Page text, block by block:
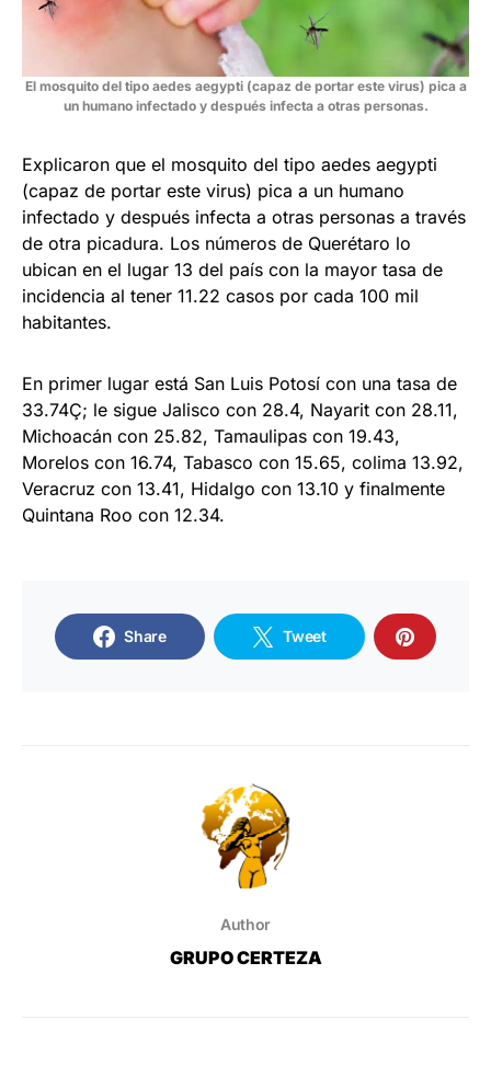
El mosquito del tipo aedes aegypti (capaz de portar este virus) pica a
un humano infectado y después infecta a otras personas.
Explicaron que el mosquito del tipo aedes aegypti
(capaz de portar este virus) pica a un humano
infectado y después infecta a otras personas a través
de otra picadura. Los números de Querétaro lo
ubican en el lugar 13 del país con la mayor tasa de
incidencia al tener 11.22 casos por cada 100 mil
habitantes.
En primer lugar está San Luis Potosí con una tasa de
33.74Ç; le sigue Jalisco con 28.4, Nayarit con 28.11,
Michoacán con 25.82, Tamaulipas con 19.43,
Morelos con 16.74, Tabasco con 15.65, colima 13.92,
Veracruz con 13.41, Hidalgo con 13.10 y finalmente
Quintana Roo con 12.34.
Share Tweet
Author
GRUPO CERTEZA